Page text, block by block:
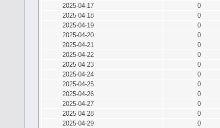
2025-04-17
0
2025-04-18
0
2025-04-19
0
2025-04-20
0
2025-04-21
0
2025-04-22
0
2025-04-23
0
2025-04-24
0
2025-04-25
0
2025-04-26
0
2025-04-27
0
2025-04-28
0
2025-04-29
0